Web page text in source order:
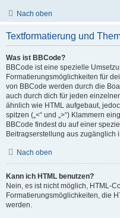
Nach oben
Textformatierung und
Was ist BBCode?
BBCode ist eine spezielle
Formatierungsmöglichkeiten für
von BBCode werden durch die
auch durch dich für jeden
ähnlich wie HTML aufgebaut,
spitzen („<“ und „>“) Klammern
BBCode findest du auf einer
Beitragserstellung aus zugänglich
Nach oben
Kann ich HTML benutzen?
Nein, es ist nicht möglich, HTML-
Formatierungsmöglichkeiten, die
werden.